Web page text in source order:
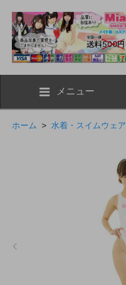
メニュー
ホーム > 水着・スイムウェア